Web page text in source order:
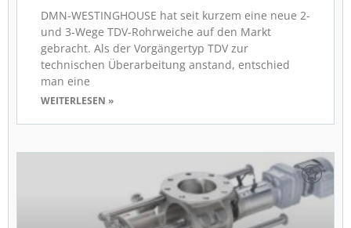
DMN-WESTINGHOUSE hat seit kurzem eine neue 2-
und 3-Wege TDV-Rohrweiche auf den Markt
gebracht. Als der Vorgängertyp TDV zur
technischen Überarbeitung anstand, entschied
man eine
WEITERLESEN »